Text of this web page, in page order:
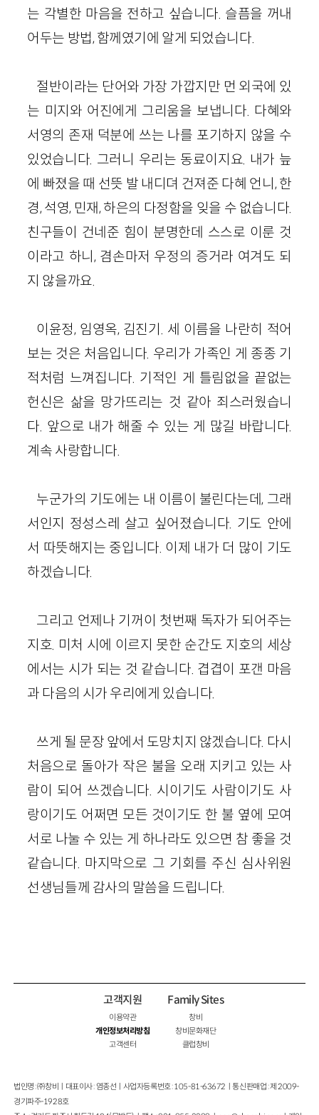
는 각별한 마음을 전하고 싶습니다. 슬픔을 꺼내
어두는 방법, 함께였기에 알게 되었습니다.
절반이라는 단어와 가장 가깝지만 먼 외국에 있
는 미지와 어진에게 그리움을 보냅니다. 다혜와
서영의 존재 덕분에 쓰는 나를 포기하지 않을 수
있었습니다. 그러니 우리는 동료이지요. 내가 늪
에 빠졌을 때 선뜻 발 내디뎌 건져준 다혜 언니, 한
경, 석영, 민재, 하은의 다정함을 잊을 수 없습니다.
친구들이 건네준 힘이 분명한데 스스로 이룬 것
이라고 하니, 겸손마저 우정의 증거라 여겨도 되
지 않을까요.
이윤정, 임영옥, 김진기. 세 이름을 나란히 적어
보는 것은 처음입니다. 우리가 가족인 게 종종 기
적처럼 느껴집니다. 기적인 게 틀림없을 끝없는
헌신은 삶을 망가뜨리는 것 같아 죄스러웠습니
다. 앞으로 내가 해줄 수 있는 게 많길 바랍니다.
계속 사랑합니다.
누군가의 기도에는 내 이름이 불린다는데, 그래
서인지 정성스레 살고 싶어졌습니다. 기도 안에
서 따뜻해지는 중입니다. 이제 내가 더 많이 기도
하겠습니다.
그리고 언제나 기꺼이 첫번째 독자가 되어주는
지호. 미처 시에 이르지 못한 순간도 지호의 세상
에서는 시가 되는 것 같습니다. 겹겹이 포갠 마음
과 다음의 시가 우리에게 있습니다.
쓰게 될 문장 앞에서 도망치지 않겠습니다. 다시
처음으로 돌아가 작은 불을 오래 지키고 있는 사
람이 되어 쓰겠습니다. 시이기도 사람이기도 사
랑이기도 어쩌면 모든 것이기도 한 불 옆에 모여
서로 나눌 수 있는 게 하나라도 있으면 참 좋을 것
같습니다. 마지막으로 그 기회를 주신 심사위원
선생님들께 감사의 말씀을 드립니다.
고객지원
이용약관
개인정보처리방침
고객센터
Family Sites
창비
창비문화재단
클럽창비
법인명 : ㈜창비ㅣ대표이사 : 염종선ㅣ사업자등록번호 : 105-81-63672ㅣ통신판매업 : 제 2009-
경기파주-1928호